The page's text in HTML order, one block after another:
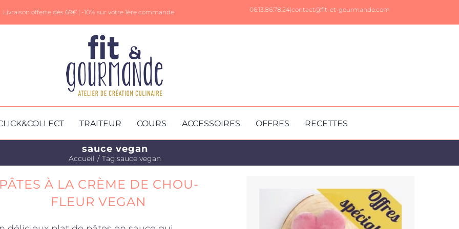
Livraison offerte dès 69€ | -10% sur votre 1ère commande 06.13.86.78.24|contact@fit-et-gourmande.com
TRAITEUR COURS ACCESSOIRES OFFRES RECETTES
sauce vegan
Accueil Tag:sauce vegan
PÂTES À LA CRÈME DE CHOU-
FLEUR VEGAN